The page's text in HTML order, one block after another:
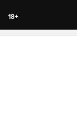
18+